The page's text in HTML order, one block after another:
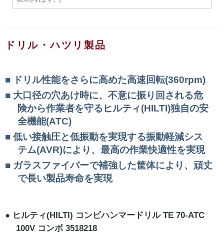
ドリル・ハツリ製品
ドリル性能をさらに高めた高速回転(360rpm)
大口径の穴あけ時に、不意に振り回される危
険から作業者を守るヒルティ(HILTI)独自の安
全機能(ATC)
低い接触圧と低振動を実現する振動軽減シス
テム(AVR)により、最高の作業快適性を実現
ガラスファイバーで補強した筐体により、頑丈
で長い製品寿命を実現
ヒルティ(HILTI) コンビハンマードリル TE 70-ATC
100V コンボ 3518218